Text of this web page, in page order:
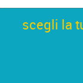
scegli la